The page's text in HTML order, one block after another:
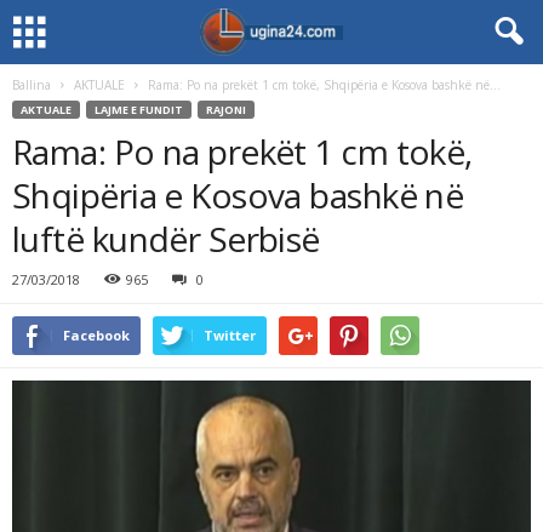
Ballina AKTUALE Rama: Po na prekët 1 cm tokë, Shqipëria e Kosova bashkë në...
AKTUALE LAJME E FUNDIT RAJONI
Rama: Po na prekët 1 cm tokë,
Shqipëria e Kosova bashkë në
luftë kundër Serbisë
27/03/2018 965 0
Facebook Twitter